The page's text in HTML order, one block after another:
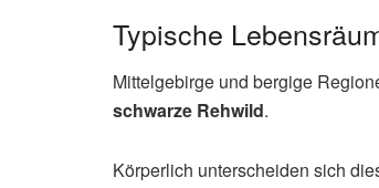
Typische
Mittelgebirge und bergige
schwarze Rehwild.
Körperlich unterscheiden sich